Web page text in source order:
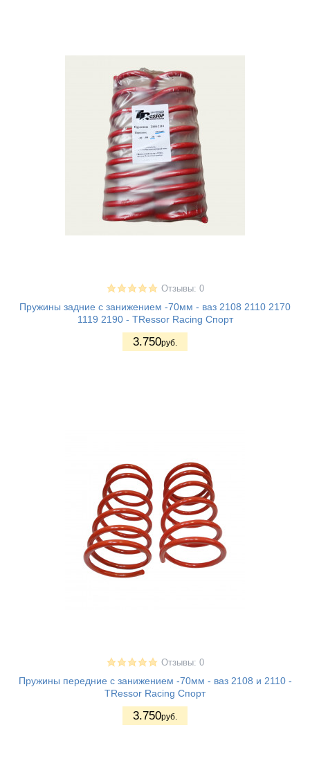
Отзывы: 0
Пружины задние с занижением -70мм - ваз 2108 2110 2170
1119 2190 - TRessor Racing Спорт
3.750руб.
Отзывы: 0
Пружины передние с занижением -70мм - ваз 2108 и 2110 -
TRessor Racing Спорт
3.750руб.